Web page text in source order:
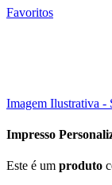
Favoritos
Esgotado
Imagem Ilustrativa
Impresso
Este é um produto